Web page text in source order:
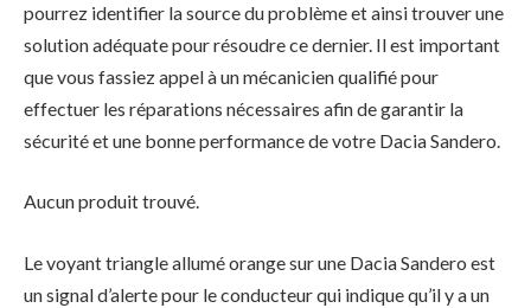
pourrez identifier la source du problème et ainsi trouver une
solution adéquate pour résoudre ce dernier. Il est important
que vous fassiez appel à un mécanicien qualifié pour
effectuer les réparations nécessaires afin de garantir la
sécurité et une bonne performance de votre Dacia Sandero.
Aucun produit trouvé.
Le voyant triangle allumé orange sur une Dacia Sandero est
un signal d’alerte pour le conducteur qui indique qu’il y a un